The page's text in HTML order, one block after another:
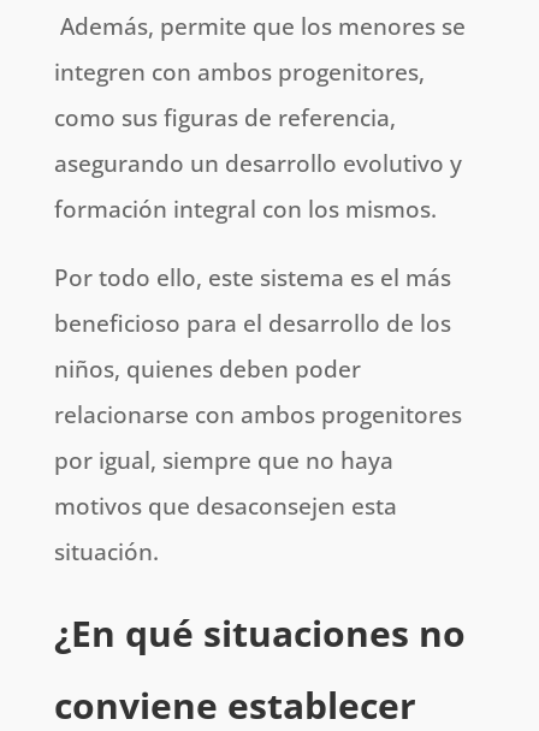
Además, permite que los menores se
integren con ambos progenitores,
como sus figuras de referencia,
asegurando un desarrollo evolutivo y
formación integral con los mismos.
Por todo ello, este sistema es el más
beneficioso para el desarrollo de los
niños, quienes deben poder
relacionarse con ambos progenitores
por igual, siempre que no haya
motivos que desaconsejen esta
situación.
¿En qué situaciones no
conviene establecer